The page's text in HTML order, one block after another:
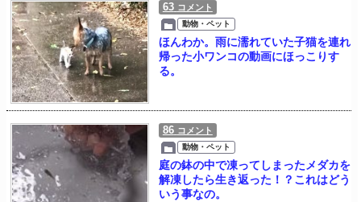
63 コメント
動物・ペット
ほんわか。雨に濡れていた子猫を連れ
帰った小ワンコの動画にほっこりす
る。
86 コメント
動物・ペット
庭の鉢の中で凍ってしまったメダカを
解凍したら生き返った！？これはどう
いう事なの。